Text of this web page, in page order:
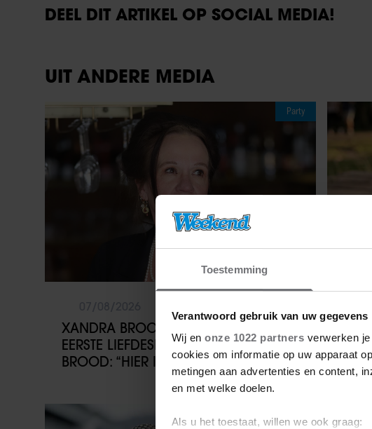
Toestemming
Verantwoord gebruik van uw gegevens
Wij en onze 1022 partners verwerken
cookies om informatie op uw apparaat
metingen aan advertenties en content,
en met welke doelen.
Als u het toestaat, willen we ook graag:
DEEL DIT ARTIKEL OP SOCIAL MEDIA!
UIT ANDERE MEDIA
Party
XANDRA BROOD BLIKT TERUG OP
EERSTE LIEFDESNEST MET HERMAN
BROOD: “HIER IS LOLA GEBOREN”